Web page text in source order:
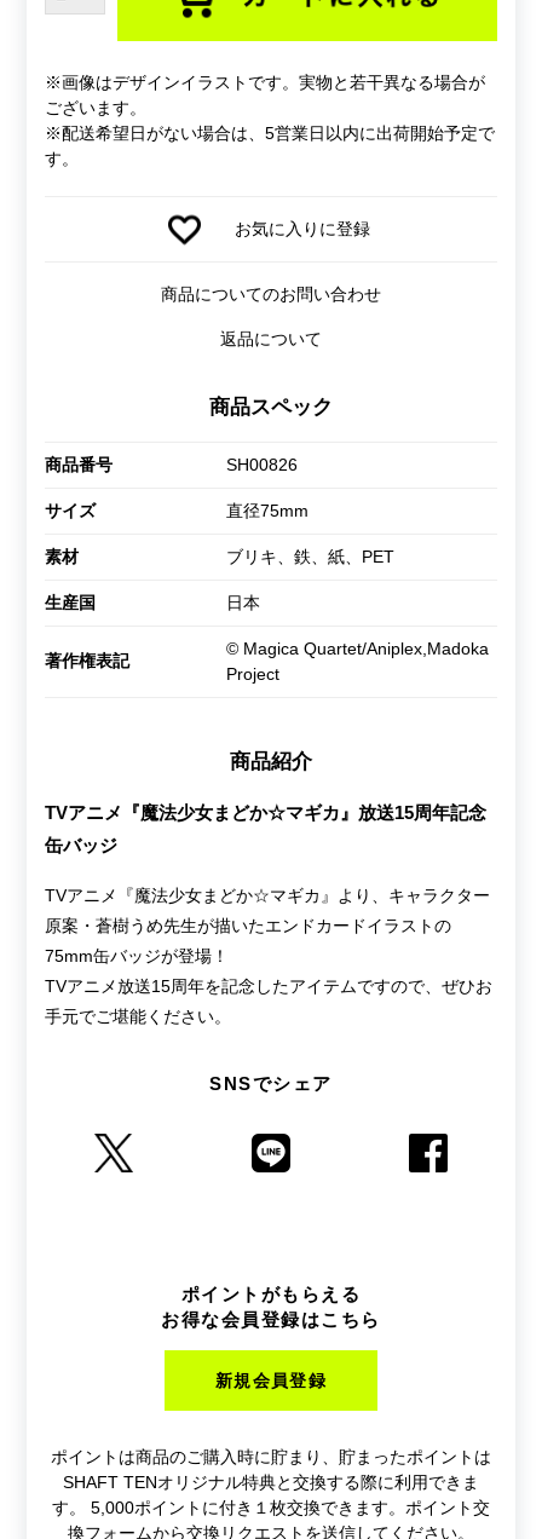
※画像はデザインイラストです。実物と若干異なる場合が
ございます。
※配送希望日がない場合は、5営業日以内に出荷開始予定で
す。
お気に入りに登録
商品についてのお問い合わせ
返品について
商品スペック
商品番号 SH00826
サイズ 直径75mm
素材 ブリキ、鉄、紙、PET
生産国 日本
著作権表記
© Magica Quartet/Aniplex,Madoka
Project
商品紹介
TVアニメ『魔法少女まどか☆マギカ』放送15周年記念
缶バッジ
TVアニメ『魔法少女まどか☆マギカ』より、キャラクター
原案・蒼樹うめ先生が描いたエンドカードイラストの
75mm缶バッジが登場！
TVアニメ放送15周年を記念したアイテムですので、ぜひお
手元でご堪能ください。
SNSでシェア
ポイントがもらえる
お得な会員登録はこちら
新規会員登録
ポイントは商品のご購入時に貯まり、貯まったポイントは
SHAFT TENオリジナル特典と交換する際に利用できま
す。 5,000ポイントに付き１枚交換できます。ポイント交
換フォームから交換リクエストを送信してください。